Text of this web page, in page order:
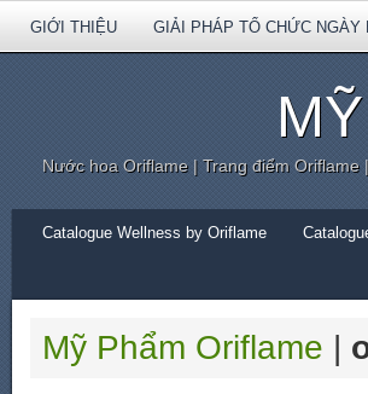
GIỚI THIỆU GIẢI PHÁP TỔ CHỨC
Nước hoa Oriflame | Trang điểm
Catalogue Wellness by Oriflame
Mỹ Phẩm Oriflame |